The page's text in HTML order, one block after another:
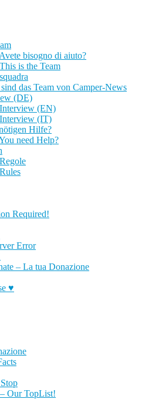
bisogno di aiuto?
is the Team
das Team von Camper-News
(DE)
(EN)
(IT)
Hilfe?
need Help?
Required!
Error
– La tua Donazione
♥
Our TopList!